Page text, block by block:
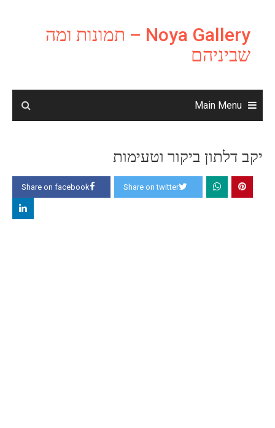
content
Noya Gallery – תמונות ומה
שביניהם
Main Menu
יקב דלתון ביקור וטעימות
Share on facebook Share on twitter